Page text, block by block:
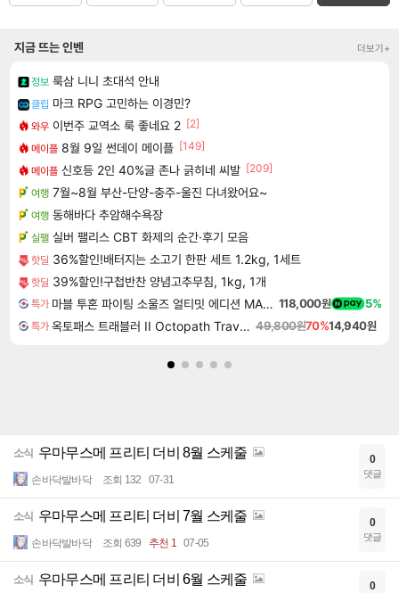
지금 뜨는 인벤 더보기+
정보 룩삼 니니 초대석 안내
클립 마크 RPG 고민하는 이경민?
와우 이번주 교역소 룩 좋네요 2 [2]
메이플 8월 9일 썬데이 메이플 [149]
메이플 신호등 2인 40%글 존나 긁히네 씨발 [209]
여행 7월~8월 부산-단양-충주-울진 다녀왔어요~
여행 동해바다 추암해수욕장
실팰 실버 팰리스 CBT 화제의 순간·후기 모음
핫딜 36%할인!배터지는 소고기 한판 세트 1.2kg, 1세트
핫딜 39%할인!구첩반찬 양념고추무침, 1kg, 1개
특가 마블 투혼 파이팅 소울즈 얼티밋 에디션 MARVEL Tokon Fighting Souls Ultimate Edition 118,000원 5%
특가 옥토패스 트래블러 II Octopath Traveler II 49,800원70%14,940원
소식 우마무스메 프리티 더비 8월 스케줄
손바닥발바닥 조회 132 07-31
0
댓글
소식 우마무스메 프리티 더비 7월 스케줄
손바닥발바닥 조회 639 추천 1 07-05
0
댓글
소식 우마무스메 프리티 더비 6월 스케줄 0